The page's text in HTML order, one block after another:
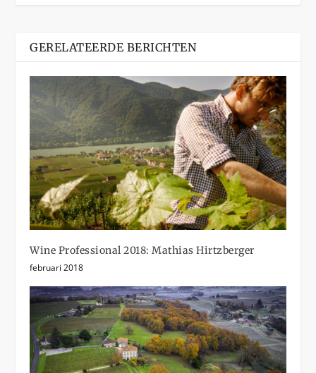
GERELATEERDE BERICHTEN
Wine Professional 2018: Mathias Hirtzberger
februari 2018